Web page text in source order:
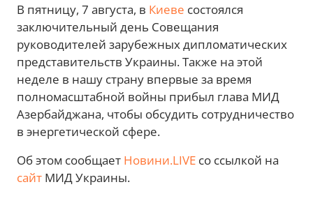
В пятницу, 7 августа, в Киеве состоялся
заключительный день Совещания
руководителей зарубежных дипломатических
представительств Украины. Также на этой
неделе в нашу страну впервые за время
полномасштабной войны прибыл глава МИД
Азербайджана, чтобы обсудить сотрудничество
в энергетической сфере.
Об этом сообщает Новини.LIVE со ссылкой на
сайт МИД Украины.